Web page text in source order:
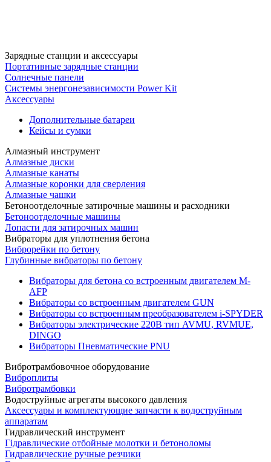
Зарядные станции и аксессуары
Портативные зарядные станции
Солнечные панели
Системы энергонезависимости Power Kit
Аксессуары
Дополнительные батареи
Кейсы и сумки
Алмазный инструмент
Алмазные диски
Алмазные канаты
Алмазные коронки для сверления
Алмазные чашки
Бетоноотделочные затирочные машины и расходники
Бетоноотделочные машины
Лопасти для затирочных машин
Вибраторы для уплотнения бетона
Виброрейки по бетону
Глубинные вибраторы по бетону
Вибраторы для бетона со встроенным двигателем M-
AFP
Вибраторы со встроенным двигателем GUN
Вибраторы со встроенным преобразователем i-SPYDER
Вибраторы электрические 220B тип AVMU, RVMUE,
DINGO
Вибраторы Пневматические PNU
Вибротрамбовочное оборудование
Виброплиты
Вибротрамбовки
Водоструйные агрегаты высокого давления
Аксессуары и комплектующие запчасти к водоструйным
аппаратам
Гидравлический инструмент
Гідравлические отбойные молотки и бетоноломы
Гидравлические ручные резчики